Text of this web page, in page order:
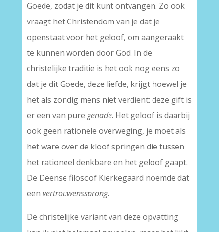
Goede, zodat je dit kunt ontvangen. Zo ook
vraagt het Christendom van je dat je
openstaat voor het geloof, om aangeraakt
te kunnen worden door God. In de
christelijke traditie is het ook nog eens zo
dat je dit Goede, deze liefde, krijgt hoewel je
het als zondig mens niet verdient: deze gift is
er een van pure genade. Het geloof is daarbij
ook geen rationele overweging, je moet als
het ware over de kloof springen die tussen
het rationeel denkbare en het geloof gaapt.
De Deense filosoof Kierkegaard noemde dat
een vertrouwenssprong.
De christelijke variant van deze opvatting